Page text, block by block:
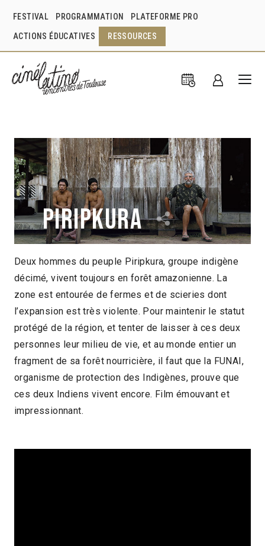
FESTIVAL PROGRAMMATION PLATEFORME PRO
ACTIONS ÉDUCATIVES RESSOURCES
Piripkura
Renata Terra Mariana Oliva Bruno Jorge
1h22
2018 > Découvertes Documentaire
Deux hommes du peuple Piripkura, groupe indigène
décimé, vivent toujours en forêt amazonienne. La
zone est entourée de fermes et de scieries dont
l’expansion est très violente. Pour maintenir le statut
protégé de la région, et tenter de laisser à ces deux
personnes leur milieu de vie, et au monde entier un
fragment de sa forêt nourricière, il faut que la FUNAI,
organisme de protection des Indigènes, prouve que
ces deux Indiens vivent encore. Film émouvant et
impressionnant.